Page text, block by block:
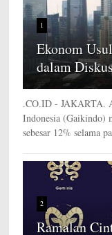
1
Ekonom
dalam
.CO.ID - JAKARTA.
Indonesia (Gaikindo)
sebesar 12% selama
2
Ramalan